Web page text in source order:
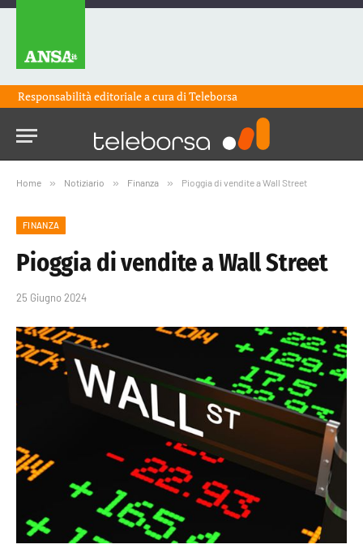
Responsabilità editoriale a cura diTeleborsa
Home » Notiziario » Finanza » Pioggia di vendite a Wall Street
FINANZA
Pioggia di vendite a Wall Street
25 Giugno 2024